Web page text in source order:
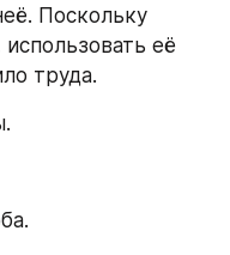
Поскольку
её
труда.